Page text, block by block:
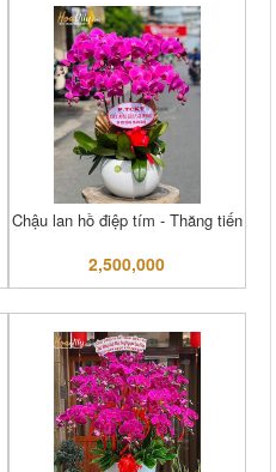
Chậu lan hồ điệp tím - Thăng tiến
2,500,000